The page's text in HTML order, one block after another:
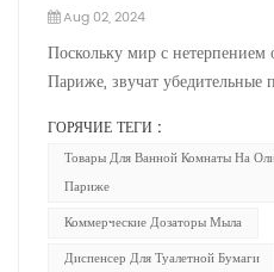
Aug 02, 2024
Поскольку мир с
Париже, звучат
комитет Парижа взял на себя
только провести
минимизировать потребление
всех аспектах Игр, включая
объектами. Улучшенные
ГОРЯЧИЕ ТЕГИ :
Товары Для Ванной Комнаты На
Париже
Коммерческие Дозаторы Мыла
Диспенсер Для Туалетной Бумаги